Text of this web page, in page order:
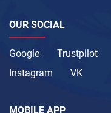
OUR SOCIAL
Google Trustpilot
Instagram
VK
MOBILE APP